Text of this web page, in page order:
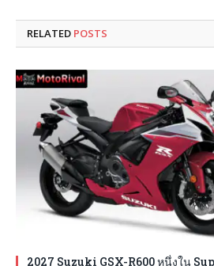
RELATED POSTS
2027 Suzuki GSX-R600 หนึ่งใน